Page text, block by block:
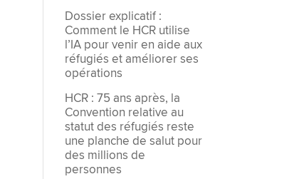
Dossier explicatif :
Comment le HCR utilise
l’IA pour venir en aide aux
réfugiés et améliorer ses
opérations
HCR : 75 ans après, la
Convention relative au
statut des réfugiés reste
une planche de salut pour
des millions de
personnes